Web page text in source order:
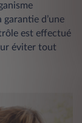
d’une
est effectué
éviter tout